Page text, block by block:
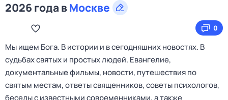
2026 года вМоскве
0
Мы ищем Бога. В истории и в сегодняшних новостях. В
судьбах святых и простых людей. Евангелие,
документальные фильмы, новости, путешествия по
святым местам, ответы священников, советы психологов,
беседы с известными современниками, а также